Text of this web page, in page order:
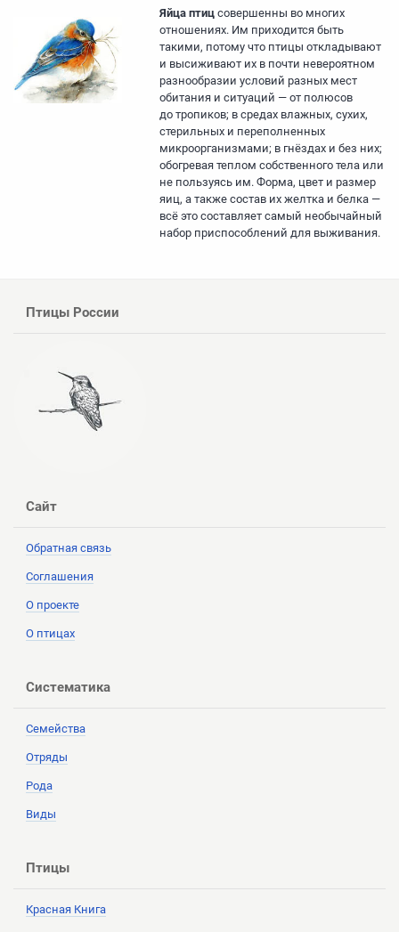
Яйца птиц совершенны во многих
отношениях. Им приходится быть
такими, потому что птицы откладывают
и высиживают их в почти невероятном
разнообразии условий разных мест
обитания и ситуаций — от полюсов
до тропиков; в средах влажных, сухих,
стерильных и переполненных
микроорганизмами; в гнёздах и без них;
обогревая теплом собственного тела или
не пользуясь им. Форма, цвет и размер
яиц, а также состав их желтка и белка —
всё это составляет самый необычайный
набор приспособлений для выживания.
Птицы России
Сайт
Обратная связь
Соглашения
О проекте
О птицах
Систематика
Семейства
Отряды
Рода
Виды
Птицы
Красная Книга